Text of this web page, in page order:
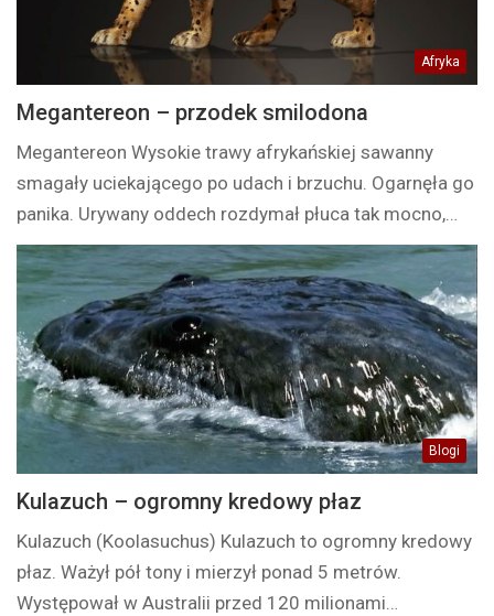
Afryka
Megantereon – przodek smilodona
Megantereon Wysokie trawy afrykańskiej sawanny
smagały uciekającego po udach i brzuchu. Ogarnęła go
panika. Urywany oddech rozdymał płuca tak mocno,…
Blogi
Kulazuch – ogromny kredowy płaz
Kulazuch (Koolasuchus) Kulazuch to ogromny kredowy
płaz. Ważył pół tony i mierzył ponad 5 metrów.
Występował w Australii przed 120 milionami…